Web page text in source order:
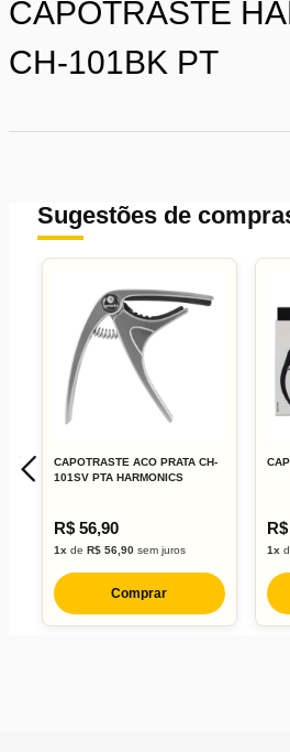
CAPOTRASTE
CH-101BK PT
Sugestões de
CAPOTRASTE ACO PRATA CH-
101SV PTA HARMONICS
R$ 56,90
1x de R$ 56,90sem juros
Comprar
1x